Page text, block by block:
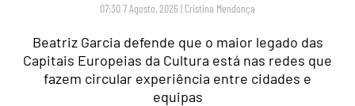
07:30 7 Agosto, 2026 | Cristina Mendonça
Beatriz Garcia defende que o maior legado das
Capitais Europeias da Cultura está nas redes que
fazem circular experiência entre cidades e
equipas